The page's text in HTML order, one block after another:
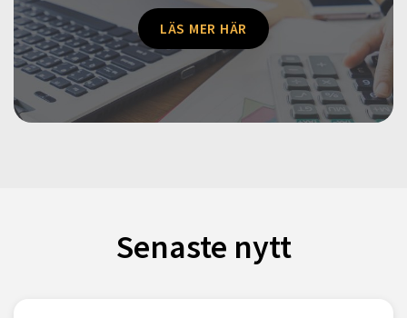
LÄS MER HÄR
Senaste nytt